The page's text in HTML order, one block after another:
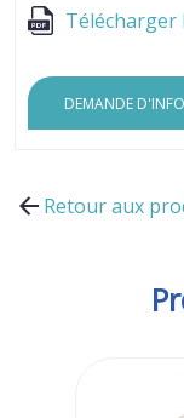
Télécharger
DEMANDE
Retour aux